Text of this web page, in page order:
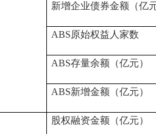
新增企业债券金额（亿元
ABS原始权益人家数
ABS存量余额 （亿元）
ABS新增金额 （亿元）
股权融资金额（亿元）